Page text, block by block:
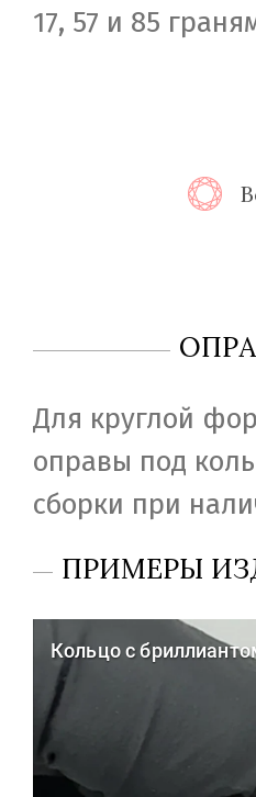
17, 57 и 85
Для круглой
оправы под
сборки при
ПРИМЕРЫ